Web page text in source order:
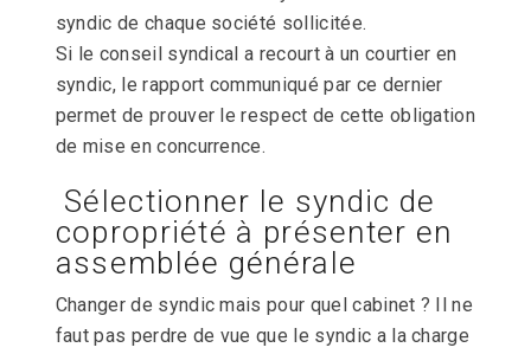
syndic de chaque société sollicitée.
Si le conseil syndical a recourt à un courtier en
syndic, le rapport communiqué par ce dernier
permet de prouver le respect de cette obligation
de mise en concurrence.
Sélectionner le syndic de
copropriété à présenter en
assemblée générale
Changer de syndic mais pour quel cabinet ? Il ne
faut pas perdre de vue que le syndic a la charge